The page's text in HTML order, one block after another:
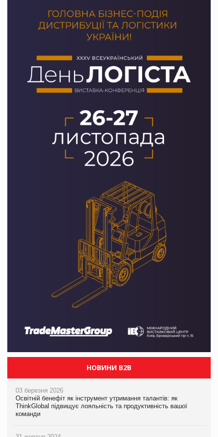
НОВИНИ B2B
03 березня 2026
Освітній бенефіт як інструмент утримання талантів: як
ThinkGlobal підвищує лояльність та продуктивність вашої
команди